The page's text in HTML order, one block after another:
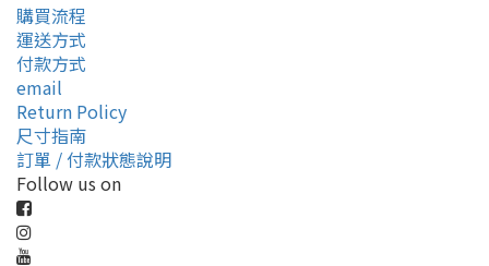
購買流程
運送方式
付款方式
email
Return Policy
尺寸指南
訂單 / 付款狀態說明
Follow us on